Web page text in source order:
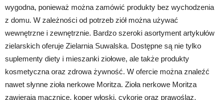
wygodna, ponieważ można zamówić produkty bez wychodzenia
z domu. W zależności od potrzeb ziół można używać
wewnętrzne i zewnętrznie. Bardzo szeroki asortyment artykułów
zielarskich oferuje Zielarnia Suwalska. Dostępne są nie tylko
suplementy diety i mieszanki ziołowe, ale także produkty
kosmetyczna oraz zdrowa żywność. W ofercie można znaleźć
nawet słynne zioła nerkowe Moritza. Zioła nerkowe Moritza
zawierają mącznicę, koper włoski, cykorię oraz prawoślaz.